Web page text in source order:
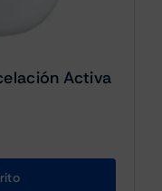
Activa